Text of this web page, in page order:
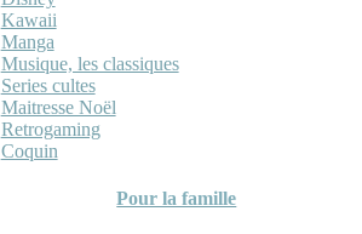
Kawaii
Manga
Musique, les classiques
Series cultes
Maitresse Noël
Retrogaming
Coquin
Pour la famille